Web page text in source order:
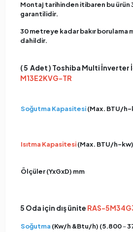
Montaj tarihinden itibaren bu ürün
garantilidir.
30 metreye kadar bakır borulama
dahildir.
( 5 Adet ) Toshiba Multi İnverter
M13E2KVG-TR
Soğutma Kapasitesi(Max. BTU/h-
Isıtma Kapasitesi(Max. BTU/h-kw)
Ölçüler (YxGxD) mm
5 Oda için dış ünite RAS-
Soğutma (Kw/h &Btu/h) (5.800–